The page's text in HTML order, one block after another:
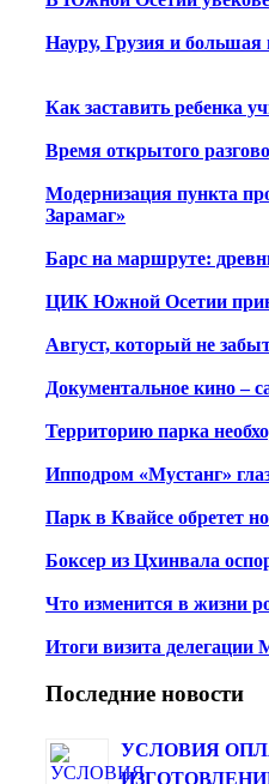
Науру, Грузия и большая
Как заставить ребенка
Время открытого
Модернизация пункта
Зарамаг»
Барс на маршруте:
ЦИК Южной Осетии
Август, который не
Документальное кино –
Территорию парка
Ипподром «Мустанг»
Парк в Квайсе обретет
Боксер из Цхинвала
Что изменится в жизни
Итоги визита делегации
Последние новости
УСЛОВИЯ